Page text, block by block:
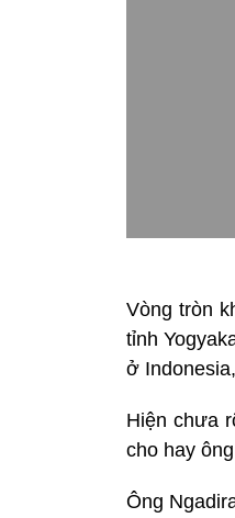
Vòng tròn
tỉnh
ở
Hiện chưa
cho hay
Ông